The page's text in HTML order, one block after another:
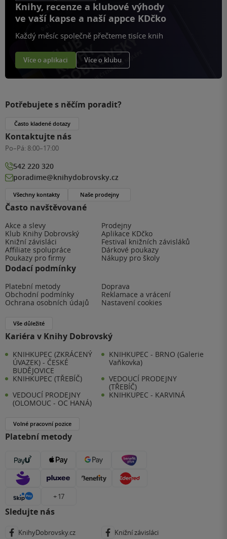
Knihy, recenze a klubové výhody
ve vaší kapse a naší appce KDčko
Každý měsíc společně přečteme tisíce knih
Více o aplikaci Více o klubu
Často navštěvované
Akce a slevy
Prodejny
Klub Knihy Dobrovský
Aplikace KDčko
Knižní závisláci
Festival knižních závisláků
Affiliate spolupráce
Dárkové poukazy
Poukazy pro firmy
Nákupy pro školy
Dodací podmínky
Platební metody
Doprava
Obchodní podmínky
Reklamace a vrácení
Ochrana osobních údajů
Nastavení cookies
Vše důležité
Kariéra v Knihy Dobrovský
KNIHKUPEC (ZKRÁCENÝ
ÚVAZEK) - ČESKÉ
BUDĚJOVICE
KNIHKUPEC - BRNO (Galerie
Vaňkovka)
KNIHKUPEC (TŘEBÍČ)
VEDOUCÍ PRODEJNY
(TŘEBÍČ)
VEDOUCÍ PRODEJNY
(OLOMOUC - OC HANÁ)
KNIHKUPEC - KARVINÁ
Volné pracovní pozice
Platební metody
+ 17
Sledujte nás
KnihyDobrovsky.cz Knižní závisláci
Potřebujete s něčím poradit?
Často kladené dotazy
Kontaktujte nás
Po–Pá: 8:00–17:00
542 220 320
poradime@knihydobrovsky.cz
Všechny kontakty Naše prodejny